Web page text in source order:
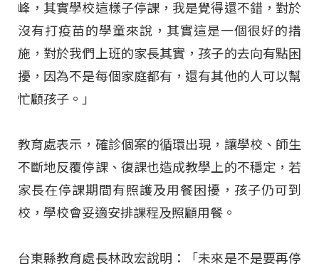
峰，其實學校這樣子停課，我是覺得還不錯，對於
沒有打疫苗的學童來說，其實這是一個很好的措
施，對於我們上班的家長其實，孩子的去向有點困
擾，因為不是每個家庭都有，還有其他的人可以幫
忙顧孩子。」
教育處表示，確診個案的循環出現，讓學校、師生
不斷地反覆停課、復課也造成教學上的不穩定，若
家長在停課期間有照護及用餐困擾，孩子仍可到
校，學校會妥適安排課程及照顧用餐。
台東縣教育處長林政宏說明：「未來是不是要再停